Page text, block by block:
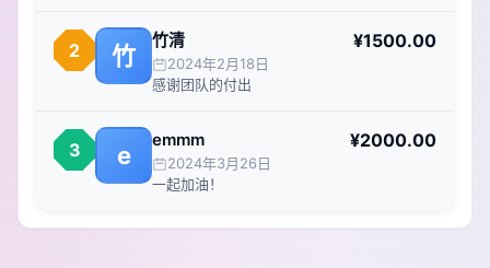
2 竹
竹清 ¥1500.00
2024年2月18日
感谢团队的付出
3 e
emmm ¥2000.00
2024年3月26日
一起加油！